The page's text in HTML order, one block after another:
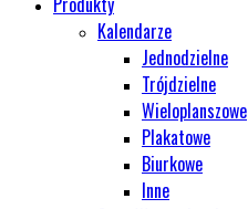
Kalendarze
Jednodzielne
Trójdzielne
Wieloplanszowe
Plakatowe
Biurkowe
Inne